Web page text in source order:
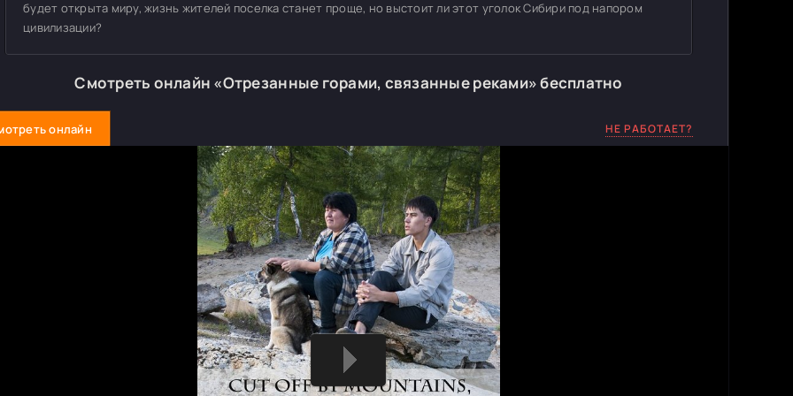
будет открыта миру, жизнь жителей поселка станет проще, но выстоит ли этот уголок Сибири под напором
цивилизации?
Смотреть онлайн «Отрезанные горами, связанные реками» бесплатно
онлайн НЕ РАБОТАЕТ?